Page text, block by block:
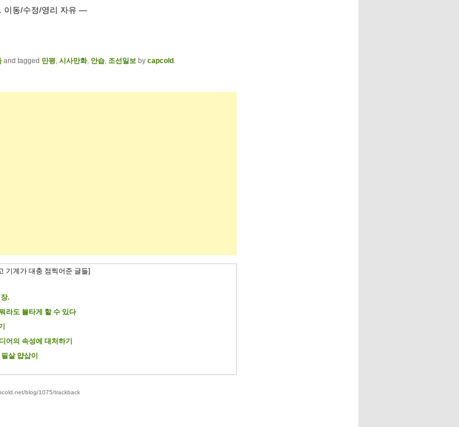
. 이동/수정/영리 자유 —
and tagged 만평 시사만화, 안습, 조선일보 by capcold.
기계가 대충 점찍어준 글들]
.
라도 불타게 할 수 있다
어의 속성에 대처하기
살 얍삽이
blog/1075/trackback